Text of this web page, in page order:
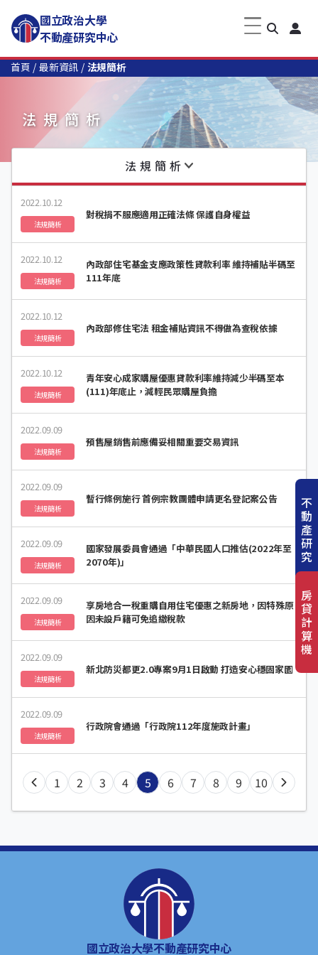
國立政治大學
不動產研究中心
首頁 最新資訊 法規簡析
法規簡析
法規簡析
2022.10.12
法規簡析
對稅捐不服應適用正確法條 保護自身權益
2022.10.12
法規簡析
內政部住宅基金支應政策性貸款利率 維持補貼半碼至
111年底
2022.10.12
法規簡析
內政部修住宅法 租金補貼資訊不得做為查稅依據
2022.10.12
法規簡析
青年安心成家購屋優惠貸款利率維持減少半碼至本
(111)年底止，減輕民眾購屋負擔
2022.09.09
法規簡析
預售屋銷售前應備妥相關重要交易資訊
2022.09.09
法規簡析
暫行條例施行 首例宗教團體申請更名登記案公告
2022.09.09
法規簡析
國家發展委員會通過「中華民國人口推估(2022年至
2070年)」
2022.09.09
法規簡析
享房地合一稅重購自用住宅優惠之新房地，因特殊原
因未設戶籍可免追繳稅款
2022.09.09
法規簡析
新北防災都更2.0專案9月1日啟動 打造安心穩固家園
2022.09.09
法規簡析
行政院會通過「行政院112年度施政計畫」
1 2 3 4 5 6 7 8 9 10
國立政治大學不動產研究中心
不
動
產
研
究
房
貸
計
算
機